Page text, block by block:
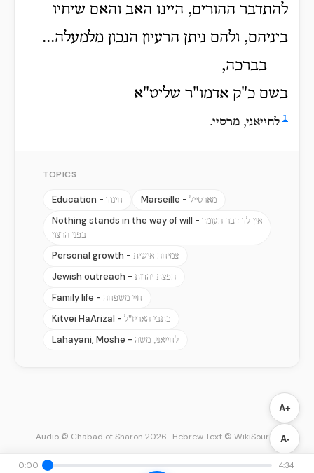
להתדבר ההורים, היינו האב והאם שיחיו
ביניהם, ולהם ניתן הרעיון הנכון מלמעלה...
בברכה,
בשם כ"ק אדמו"ר שליט"א
1 לחייאני, מרסיי.
TOPICS
Education - חינוך Marseille - מארסייל
Nothing stands in the way of will - אין לך דבר העומד
בפני הרצון
Personal growth - צמיחה אישית
Jewish outreach - הפצת יהדות
Family life - חיי משפחה
Kitvei HaArizal - כתבי האריז"ל
Lahayani, Moshe - לחייאני, משה
A+
A-
0:00 4:34
Audio © Chabad of Sharon 2026 · Hebrew Text © WikiSource